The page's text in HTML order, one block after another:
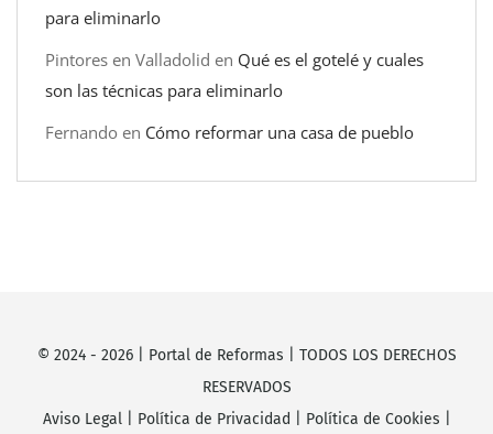
para eliminarlo
Pintores en Valladolid en Qué es el gotelé y cuales
son las técnicas para eliminarlo
Fernando en Cómo reformar una casa de pueblo
© 2024 - 2026| Portal de Reformas | TODOS LOS DERECHOS
RESERVADOS
Aviso Legal| Política de Privacidad Política de Cookies